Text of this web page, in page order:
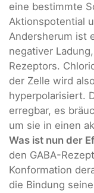
eine bestimmte
Aktionspotential
Andersherum ist
negativer
Rezeptors.
der Zelle wird
hyperpolarisiert.
erregbar, es
um sie in einen
Was ist nun der
den GABA-
Konformation
die Bindung